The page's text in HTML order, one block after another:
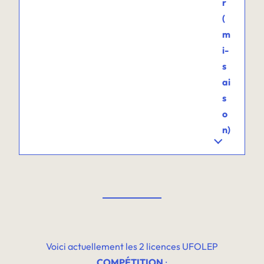
r
(
m
i-
s
ai
s
o
n)
Voici actuellement les 2 licences UFOLEP